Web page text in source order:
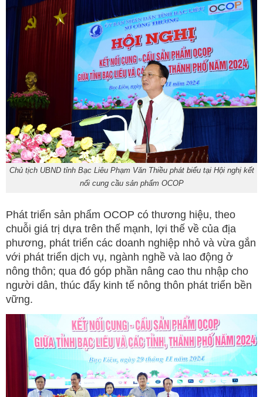
Chủ tịch UBND tỉnh Bạc Liêu Phạm Văn Thiều phát biểu tại Hội nghị kết
nối cung cầu sản phẩm OCOP
Phát triển sản phẩm OCOP có thương hiệu, theo
chuỗi giá trị dựa trên thế mạnh, lợi thế về của địa
phương, phát triển các doanh nghiệp nhỏ và vừa gắn
với phát triển dịch vụ, ngành nghề và lao động ở
nông thôn; qua đó góp phần nâng cao thu nhập cho
người dân, thúc đẩy kinh tế nông thôn phát triển bền
vững.